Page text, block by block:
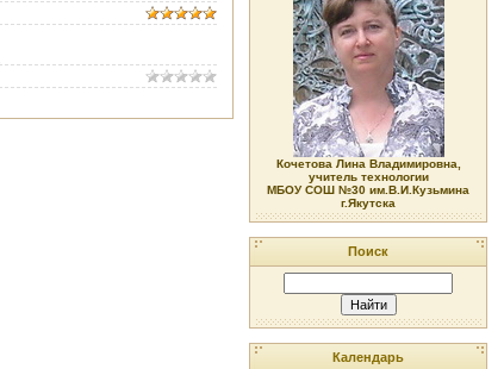
Кочетова Лина Владимировна,
учитель технологии
МБОУ СОШ №30 им.В.И.Кузьмина
г.Якутска
Поиск
Календарь